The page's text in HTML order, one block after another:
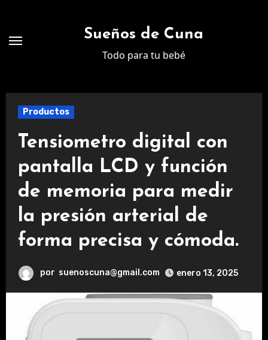
contenido
Sueños de Cuna
Todo para tu bebé
Productos
Tensiometro digital con
pantalla LCD y función
de memoria para medir
la presión arterial de
forma precisa y cómoda.
por suenoscuna@gmail.com enero 13, 2025